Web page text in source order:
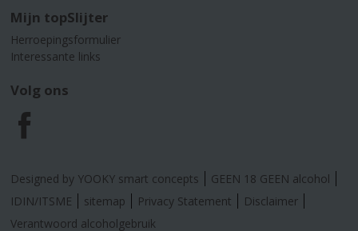
Mijn topSlijter
Herroepingsformulier
Interessante links
Volg ons
F
a
c
Designed by YOOKY smart concepts
GEEN 18 GEEN alcohol
IDIN/ITSME
sitemap Privacy Statement
Disclaimer
Verantwoord alcoholgebruik